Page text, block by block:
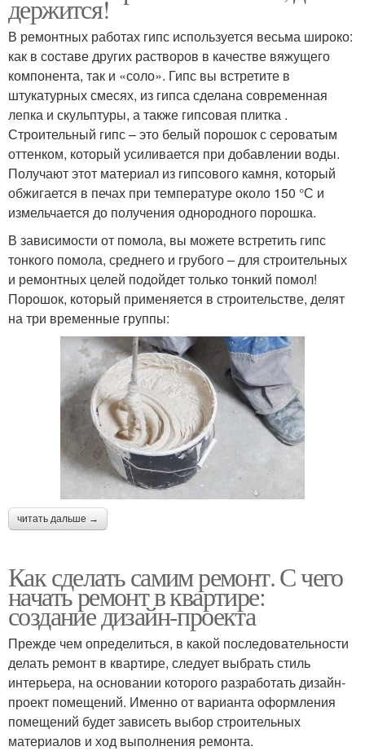
держится!
В ремонтных работах гипс используется весьма широко:
как в составе других растворов в качестве вяжущего
компонента, так и «соло». Гипс вы встретите в
штукатурных смесях, из гипса сделана современная
лепка и скульптуры, а также гипсовая плитка .
Строительный гипс – это белый порошок с сероватым
оттенком, который усиливается при добавлении воды.
Получают этот материал из гипсового камня, который
обжигается в печах при температуре около 150 °С и
измельчается до получения однородного порошка.
В зависимости от помола, вы можете встретить гипс
тонкого помола, среднего и грубого – для строительных
и ремонтных целей подойдет только тонкий помол!
Порошок, который применяется в строительстве, делят
на три временные группы:
читать дальше →
Как сделать самим ремонт. С чего
начать ремонт в квартире:
создание дизайн-проекта
Прежде чем определиться, в какой последовательности
делать ремонт в квартире, следует выбрать стиль
интерьера, на основании которого разработать дизайн-
проект помещений. Именно от варианта оформления
помещений будет зависеть выбор строительных
материалов и ход выполнения ремонта.